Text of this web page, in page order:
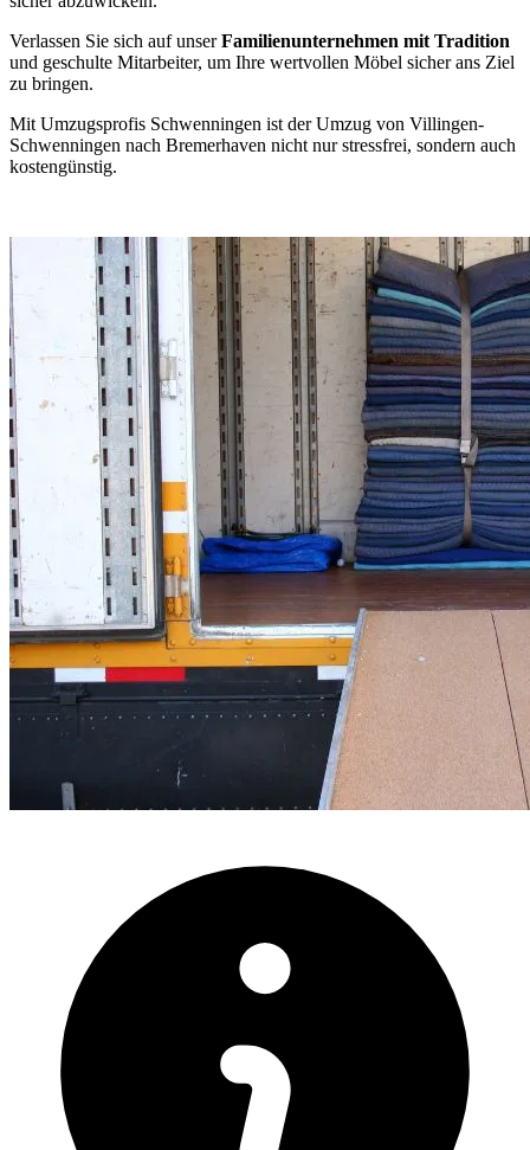
Verlassen Sie sich auf unserFamilienunternehmen mit Tradition
und geschulte Mitarbeiter, um Ihre wertvollen Möbel sicher ans Ziel
zu bringen.
Mit Umzugsprofis Schwenningen ist der Umzug von Villingen-
Schwenningen nach Bremerhaven nicht nur stressfrei, sondern auch
kostengünstig.